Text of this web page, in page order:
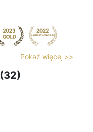
Pokaż więcej >>
(32)